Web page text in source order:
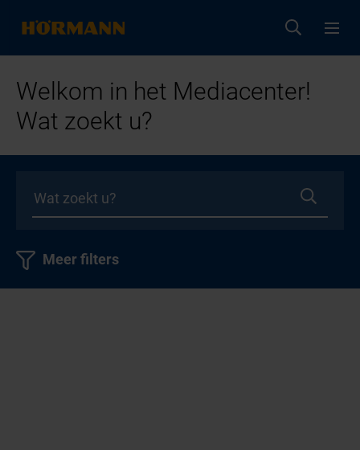
Welkom in het Mediacenter!
Wat zoekt u?
Meer filters